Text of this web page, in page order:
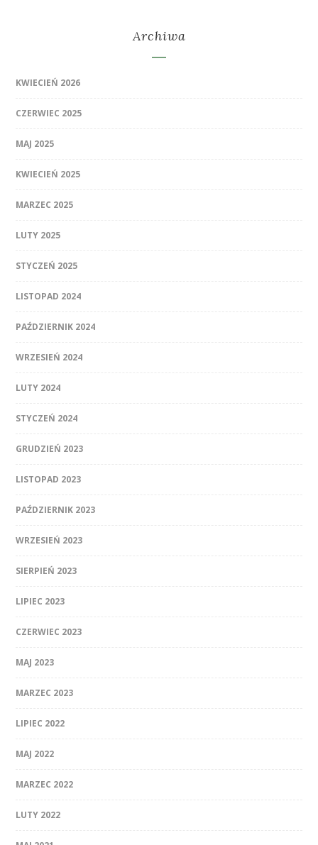
Archiwa
KWIECIEŃ 2026
CZERWIEC 2025
MAJ 2025
KWIECIEŃ 2025
MARZEC 2025
LUTY 2025
STYCZEŃ 2025
LISTOPAD 2024
PAŹDZIERNIK 2024
WRZESIEŃ 2024
LUTY 2024
STYCZEŃ 2024
GRUDZIEŃ 2023
LISTOPAD 2023
PAŹDZIERNIK 2023
WRZESIEŃ 2023
SIERPIEŃ 2023
LIPIEC 2023
CZERWIEC 2023
MAJ 2023
MARZEC 2023
LIPIEC 2022
MAJ 2022
MARZEC 2022
LUTY 2022